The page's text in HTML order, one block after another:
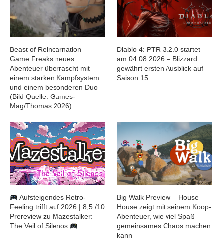
Beast of Reincarnation –
Game Freaks neues
Abenteuer überrascht mit
einem starken Kampfsystem
und einem besonderen Duo
(Bild Quelle: Games-
Mag/Thomas 2026)
Diablo 4: PTR 3.2.0 startet
am 04.08.2026 – Blizzard
gewährt ersten Ausblick auf
Saison 15
Aufsteigendes Retro-
Feeling trifft auf 2026 | 8,5 /10
Prereview zu Mazestalker:
The Veil of Silenos
Big Walk Preview – House
House zeigt mit seinem Koop-
Abenteuer, wie viel Spaß
gemeinsames Chaos machen
kann